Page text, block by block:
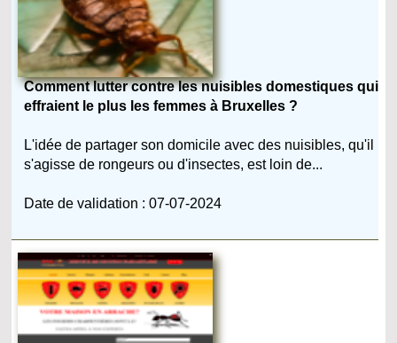
Comment lutter contre les nuisibles domestiques qui
effraient le plus les femmes à Bruxelles ?
L'idée de partager son domicile avec des nuisibles, qu'il
s'agisse de rongeurs ou d'insectes, est loin de...
Date de validation : 07-07-2024